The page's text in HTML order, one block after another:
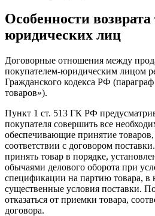
Особенности возврата
юридических лиц
Договорные отношения между
покупателем-юридическим лицом
Гражданского кодекса РФ
товаров»).
Пункт 1 ст. 513 ГК РФ
покупателя совершить все
обеспечивающие принятие
соответствии с договором
принять товар в порядке,
обычаями делового оборота при
спецификации на партию товара, в
существенные условия поставки.
отказаться от приемки товара,
договора.